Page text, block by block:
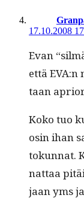
17.10.2008
Evan
että
taan
Koko tuo
osin ihan
tokun­nat.
nat­taa
jaan yms